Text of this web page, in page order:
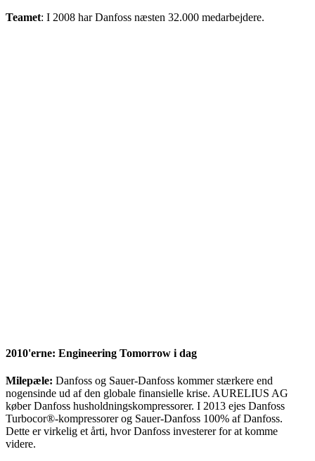
Teamet: I 2008 har Danfoss næsten 32.000 medarbejdere.
2010'erne: Engineering Tomorrow i dag
Milepæle: Danfoss og Sauer-Danfoss kommer stærkere end
nogensinde ud af den globale finansielle krise. AURELIUS AG
køber Danfoss husholdningskompressorer. I 2013 ejes Danfoss
Turbocor®-kompressorer og Sauer-Danfoss 100% af Danfoss.
Dette er virkelig et årti, hvor Danfoss investerer for at komme
videre.